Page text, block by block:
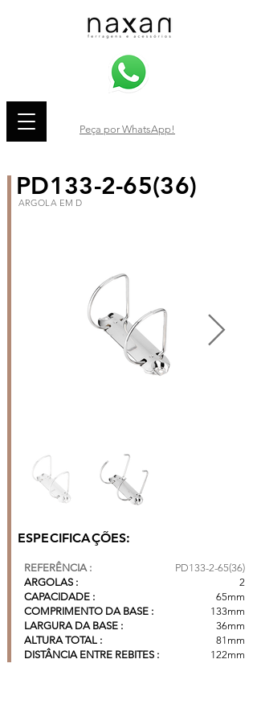
Peça por WhatsApp!
PD133-2-65(36)
ARGOLA EM D
ESPECIFICAÇÕES:
REFERÊNCIA :
PD133-2-65(36)
ARGOLAS :
CAPACIDADE :
COMPRIMENTO DA BASE :
LARGURA DA BASE :
ALTURA TOTAL :
DISTÂNCIA ENTRE REBITES :
2
65mm
133mm
36mm
81mm
122mm